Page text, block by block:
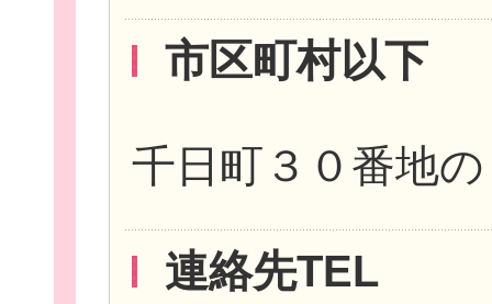
新規登
市区町村以下
千日町３０番地
連絡先TEL